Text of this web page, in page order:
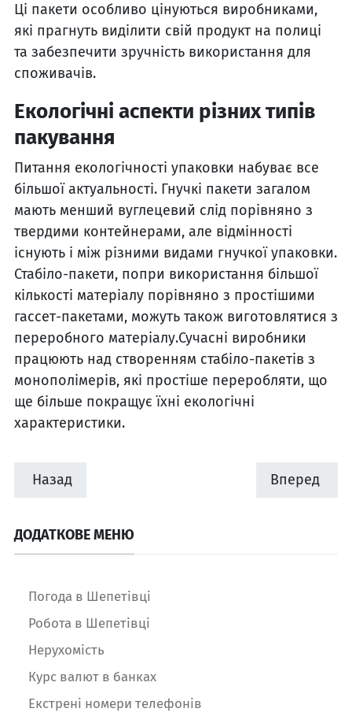
Ці пакети особливо цінуються виробниками,
які прагнуть виділити свій продукт на полиці
та забезпечити зручність використання для
споживачів.
Екологічні аспекти різних типів
пакування
Питання екологічності упаковки набуває все
більшої актуальності. Гнучкі пакети загалом
мають менший вуглецевий слід порівняно з
твердими контейнерами, але відмінності
існують і між різними видами гнучкої упаковки.
Стабіло-пакети, попри використання більшої
кількості матеріалу порівняно з простішими
гассет-пакетами, можуть також виготовлятися з
переробного матеріалу.Сучасні виробники
працюють над створенням стабіло-пакетів з
монополімерів, які простіше переробляти, що
ще більше покращує їхні екологічні
характеристики.
Назад Вперед
ДОДАТКОВЕ МЕНЮ
Погода в Шепетівці
Робота в Шепетівці
Нерухомість
Курс валют в банках
Екстрені номери телефонів